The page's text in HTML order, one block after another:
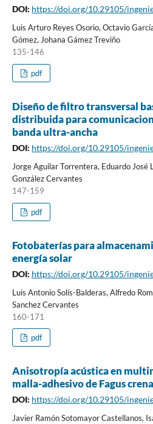
DOI: https://doi.org/10.29105/
Luis Arturo Reyes Osorio, Octavio
Gómez, Johana Gámez Treviño
135-146
pdf
Diseño de filtro transversal
distribuida para
banda ultra-ancha
DOI: https://doi.org/10.29105/
Jorge Aguilar Torrentera, Eduardo José
González Cervantes
147-159
pdf
Fotobaterías para
energía solar
DOI: https://doi.org/10.29105/
Luis Antonio Solís-Balderas, Alfredo
Sanchez Cervantes
160-171
pdf
Anisotropía acústica en
malla-adhesivo de Fagus
DOI: https://doi.org/10.29105/
Javier Ramón Sotomayor Castellanos,